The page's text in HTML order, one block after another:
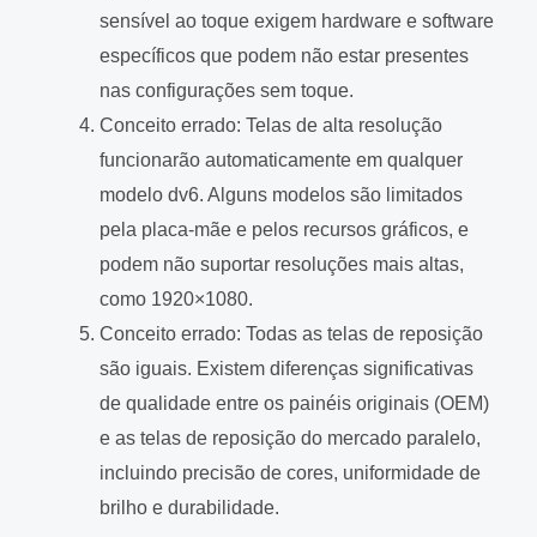
sensível ao toque exigem hardware e software
específicos que podem não estar presentes
nas configurações sem toque.
Conceito errado: Telas de alta resolução
funcionarão automaticamente em qualquer
modelo dv6. Alguns modelos são limitados
pela placa-mãe e pelos recursos gráficos, e
podem não suportar resoluções mais altas,
como 1920×1080.
Conceito errado: Todas as telas de reposição
são iguais. Existem diferenças significativas
de qualidade entre os painéis originais (OEM)
e as telas de reposição do mercado paralelo,
incluindo precisão de cores, uniformidade de
brilho e durabilidade.